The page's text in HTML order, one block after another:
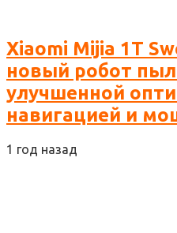
Xiaomi Mijia 1T
новый робот
улучшенной
навигацией и
1 год назад